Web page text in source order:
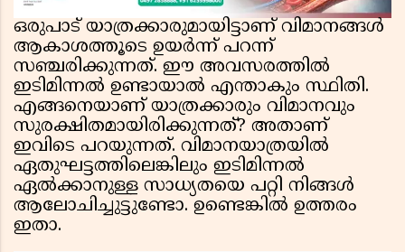
ഒരുപാട് യാത്രക്കാരുമായിട്ടാണ് വിമാനങ്ങൾ
ആകാശത്തൂടെ ഉയർന്ന് പറന്ന്
സഞ്ചരിക്കുന്നത്. ഈ അവസരത്തിൽ
ഇടിമിന്നൽ ഉണ്ടായാൽ എന്താകും സ്ഥിതി.
എങ്ങനെയാണ് യാത്രക്കാരും വിമാനവും
സുരക്ഷിതമായിരിക്കുന്നത്? അതാണ്
ഇവിടെ പറയുന്നത്. വിമാനയാത്രയിൽ
ഏതുഘട്ടത്തിലെങ്കിലും ഇടിമിന്നൽ
ഏൽക്കാനുള്ള സാധ്യതയെ പറ്റി നിങ്ങൾ
ആലോചിച്ചുട്ടുണ്ടോ. ഉണ്ടെങ്കിൽ ഉത്തരം
ഇതാ.